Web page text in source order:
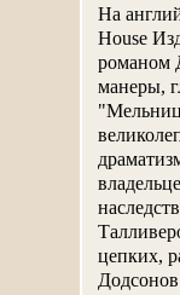
На
House
романом
манеры,
цепких,